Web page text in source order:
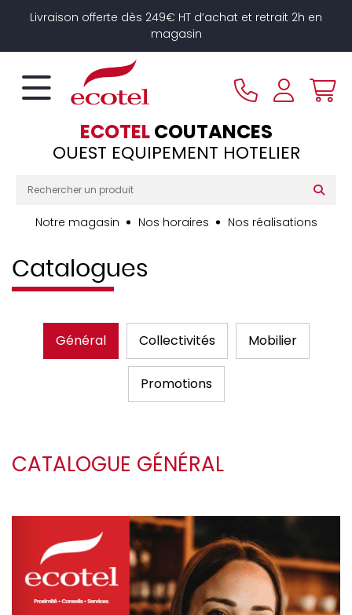
Livraison offerte dès 249€ HT d’achat et retrait 2h en
magasin
ECOTELCOUTANCES
OUEST EQUIPEMENT HOTELIER
Notre magasin Nos horaires Nos réalisations
Catalogues
Général Collectivités Mobilier
Promotions
CATALOGUE GÉNÉRAL
Panneau de gestion des cookies